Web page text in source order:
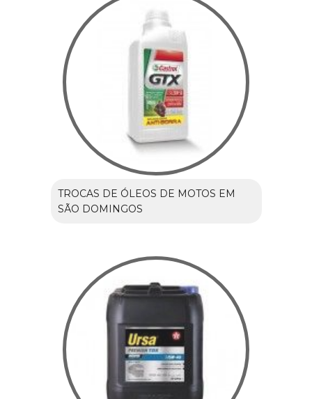
TROCAS DE ÓLEOS DE MOTOS EM
SÃO DOMINGOS